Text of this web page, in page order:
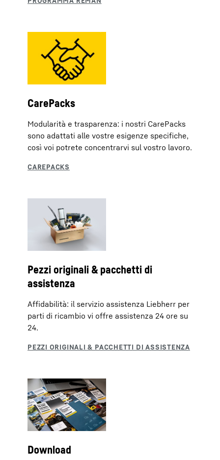
CarePacks
Modularità e trasparenza: i nostri CarePacks
sono adattati alle vostre esigenze specifiche,
così voi potrete concentrarvi sul vostro lavoro.
Pezzi originali & pacchetti di
assistenza
Affidabilità: il servizio assistenza Liebherr per
parti di ricambio vi offre assistenza 24 ore su
24.
Download